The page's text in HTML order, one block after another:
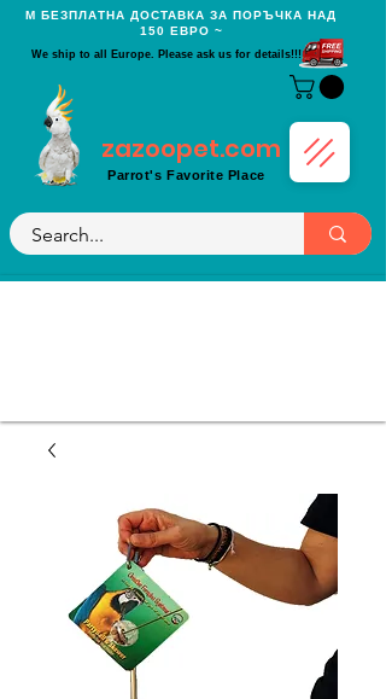
Μ БЕЗПЛАТНА ДОСТАВКА ЗА ПОРЪЧКА НАД
150 ЕВРО ~
We ship to all Europe. Please ask us for details!!!
zazoopet.com
Parrot's Favorite Place